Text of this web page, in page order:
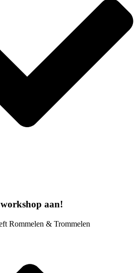
aan!
Rommelen & Trommelen